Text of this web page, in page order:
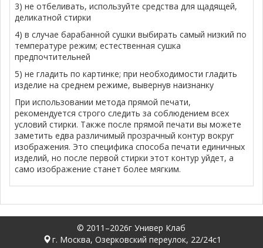
3) не отбеливать, используйте средства для щадящей,
деликатной стирки
4) в случае барабанной сушки выбирать самый низкий по
температуре режим; естественная сушка
предпочтительней
5) не гладить по картинке; при необходимости гладить
изделие на среднем режиме, вывернув наизнанку
При использовании метода прямой печати,
рекомендуется строго следить за соблюдением всех
условий стирки. Также после прямой печати вы можете
заметить едва различимый прозрачный контур вокруг
изображения. Это специфика способа печати единичных
изделий, но после первой стирки этот контур уйдет, а
само изображение станет более мягким.
© 2011–2026г Универ Клаб
г. Москва, Озерковский переулок, 22/24с1